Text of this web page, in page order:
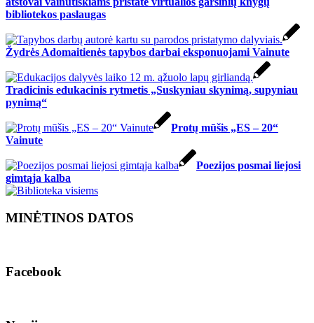
bibliotekos paslaugas
Žydrės Adomaitienės tapybos darbai eksponuojami Vainute
Tradicinis edukacinis rytmetis „Suskyniau skynimą, supyniau
pynimą“
Protų mūšis „ES – 20“
Vainute
Poezijos posmai liejosi
gimtąja kalba
MINĖTINOS DATOS
Facebook